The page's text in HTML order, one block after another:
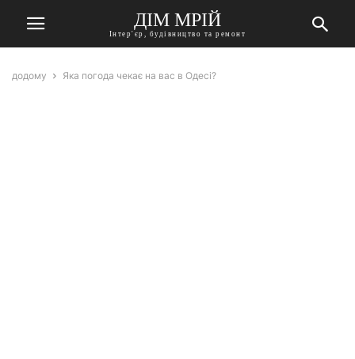
ДІМ МРІЙ
Інтер'єр, будівництво та ремонт
додому Яка погода чекає на вас в Одесі?